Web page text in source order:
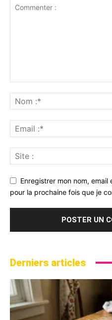
Enregistrer mon nom,
pour la prochaine fois que je
Derniers articles